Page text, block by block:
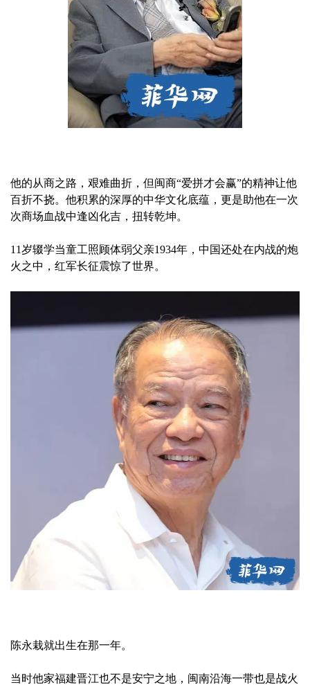
他的从商之路，艰难曲折，但闽商“爱拼才会赢”的精神让他
百折不挠。他积累的深厚的中华文化底蕴，更是助他在一次
次商场血战中逢凶化吉，扭转乾坤。
11岁辍学当童工照顾体弱父亲1934年，中国还处在内战的炮
火之中，红军长征震惊了世界。
陈永栽就出生在那一年。
当时他家福建晋江也不是安宁之地，闽南沿海一带也是战火